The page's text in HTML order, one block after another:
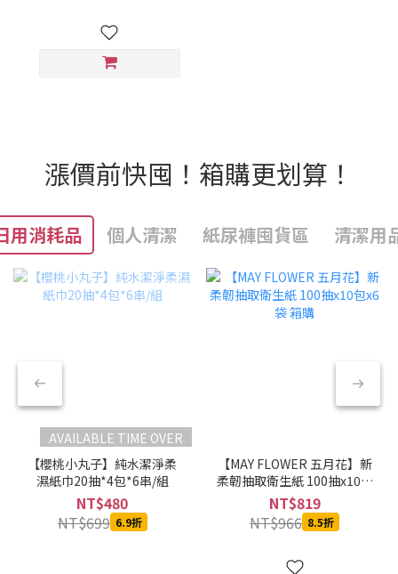
漲價前快囤！箱購更划算！
用消耗品 個人清潔 紙尿褲囤貨區 清潔用
AVAILABLE TIME OVER
【櫻桃小丸子】純水潔淨柔
濕紙巾20抽*4包*6串/組
NT$480
NT$699 6.9折
【MAY FLOWER 五月花】新
柔韌抽取衛生紙 100抽x10包
x6袋 箱購
NT$819
NT$966 8.5折